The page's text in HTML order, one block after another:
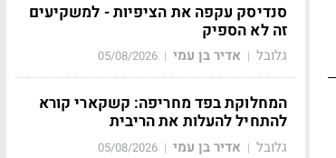
סנדיסק עקפה את הציפיות - למשקיעים
זה לא הספיק
גלובל | אדיר בן עמי |
05/08/2026
המחלוקת בפד מחריפה: קשקארי קורא
להתחיל להעלות את הריבית
גלובל | אדיר בן עמי |
05/08/2026